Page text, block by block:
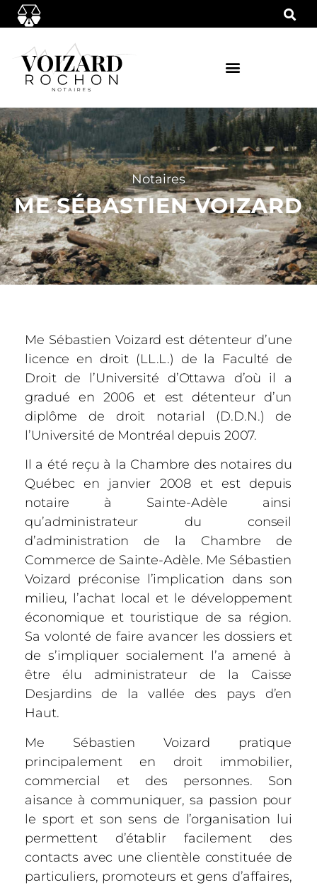
Notaires
ME SÉBASTIEN VOIZARD
Me Sébastien Voizard est détenteur d’une
licence en droit (LL.L.) de la Faculté de
Droit de l’Université d’Ottawa d’où il a
gradué en 2006 et est détenteur d’un
diplôme de droit notarial (D.D.N.) de
l’Université de Montréal depuis 2007.
Il a été reçu à la Chambre des notaires du
Québec en janvier 2008 et est depuis
notaire à Sainte-Adèle ainsi
qu’administrateur du conseil
d’administration de la Chambre de
Commerce de Sainte-Adèle. Me Sébastien
Voizard préconise l’implication dans son
milieu, l’achat local et le développement
économique et touristique de sa région.
Sa volonté de faire avancer les dossiers et
de s’impliquer socialement l’a amené à
être élu administrateur de la Caisse
Desjardins de la vallée des pays d’en
Haut.
Me Sébastien Voizard pratique
principalement en droit immobilier,
commercial et des personnes. Son
aisance à communiquer, sa passion pour
le sport et son sens de l’organisation lui
permettent d’établir facilement des
contacts avec une clientèle constituée de
particuliers, promoteurs et gens d’affaires,